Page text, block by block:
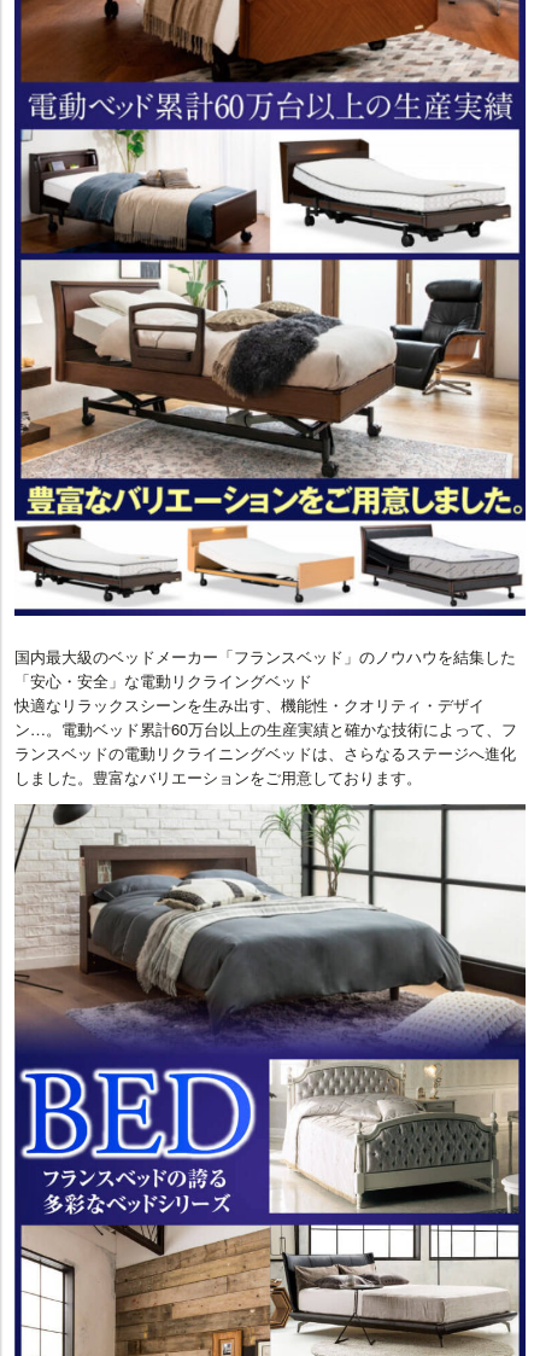
国内最大級のベッドメーカー「フランスベッド」のノウハウを結集した
「安心・安全」な電動リクライングベッド
快適なリラックスシーンを生み出す、機能性・クオリティ・デザイ
ン…。電動ベッド累計60万台以上の生産実績と確かな技術によって、フ
ランスベッドの電動リクライニングベッドは、さらなるステージへ進化
しました。豊富なバリエーションをご用意しております。